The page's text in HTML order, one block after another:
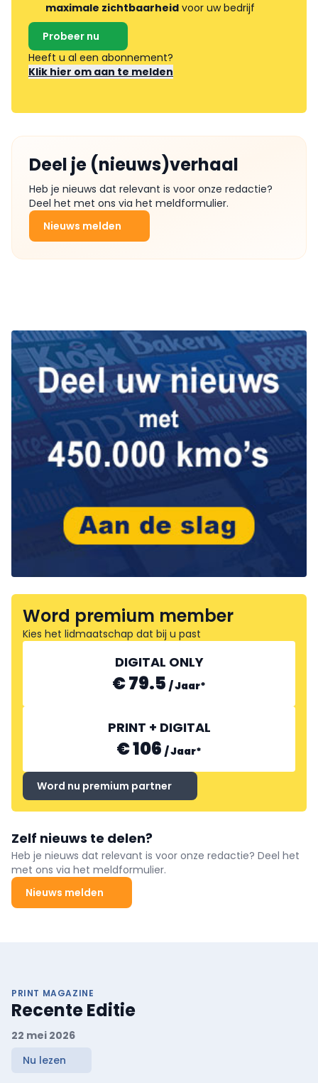
maximale zichtbaarheid voor uw bedrijf
Probeer nu
Heeft u al een abonnement?
Klik hier om aan te melden
Deel je (nieuws)verhaal
Heb je nieuws dat relevant is voor onze redactie?
Deel het met ons via het meldformulier.
Nieuws melden
Word premium member
Kies het lidmaatschap dat bij u past
DIGITAL ONLY
€ 79.5 /Jaar*
PRINT + DIGITAL
€ 106 /Jaar*
Word nu premium partner
Zelf nieuws te delen?
Heb je nieuws dat relevant is voor onze redactie? Deel het
met ons via het meldformulier.
Nieuws melden
PRINT MAGAZINE
Recente Editie
22 mei 2026
Nu lezen